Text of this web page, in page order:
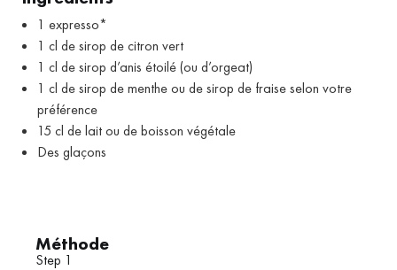
1 expresso*
1 cl de sirop de citron vert
1 cl de sirop d’anis étoilé (ou d’orgeat)
1 cl de sirop de menthe ou de sirop de fraise selon votre
préférence
15 cl de lait ou de boisson végétale
Des glaçons
Méthode
Step 1